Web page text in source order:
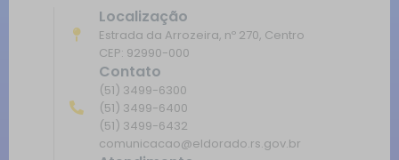
Localização
Estrada da Arrozeira, nº 270, Centro
CEP: 92990-000
Contato
(51) 3499-6300
(51) 3499-6400
(51) 3499-6432
comunicacao@eldorado.rs.gov.br